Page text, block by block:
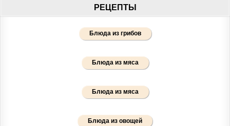
РЕЦЕПТЫ
Блюда из грибов
Блюда из мяса
Блюда из мяса
Блюда из овощей